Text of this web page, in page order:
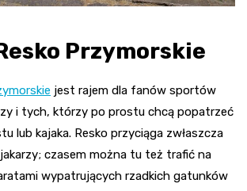
Przymorskie
jest rajem dla fanów sportów
i tych, którzy po prostu chcą popatrzeć
lub kajaka. Resko przyciąga zwłaszcza
czasem można tu też trafić na
wypatrujących rzadkich gatunków